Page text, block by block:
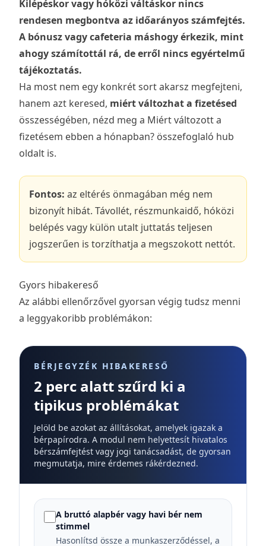
Kilépéskor vagy hóközi váltáskor nincs
rendesen megbontva az időarányos számfejtés.
A bónusz vagy cafeteria máshogy érkezik, mint
ahogy számítottál rá, de erről nincs egyértelmű
tájékoztatás.
Ha most nem egy konkrét sort akarsz megfejteni,
hanem azt keresed, miért változhat a fizetésed
összességében, nézd meg a Miért változott a
fizetésem ebben a hónapban? összefoglaló hub
oldalt is.
Fontos: az eltérés önmagában még nem
bizonyít hibát. Távollét, részmunkaidő, hóközi
belépés vagy külön utalt juttatás teljesen
jogszerűen is torzíthatja a megszokott nettót.
Gyors hibakereső
Az alábbi ellenőrzővel gyorsan végig tudsz menni
a leggyakoribb problémákon:
BÉRJEGYZÉK HIBAKERESŐ
2 perc alatt szűrd ki a
tipikus problémákat
Jelöld be azokat az állításokat, amelyek igazak a
bérpapírodra. A modul nem helyettesít hivatalos
bérszámfejtést vagy jogi tanácsadást, de gyorsan
megmutatja, mire érdemes rákérdezned.
A bruttó alapbér vagy havi bér nem
stimmel
Hasonlítsd össze a munkaszerződéssel, a